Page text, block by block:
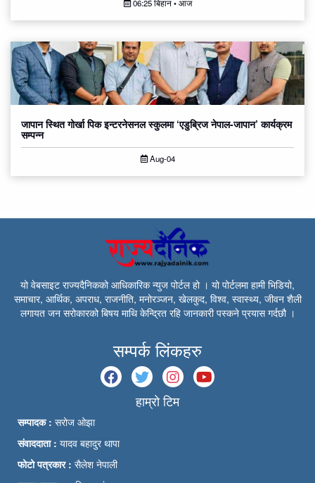
06:25 बिहान • आज
जापान स्थित गोर्खा पिक इन्टरनेसनल स्कुलमा ‘एडुब्रिज नेपाल-जापान’ कार्यक्रम
सम्पन्न
Aug-04
यो वेबसाइट राज्यदैनिकको आधिकारिक न्युज पोर्टल हो । यो पोर्टलमा हामी भिडियो,
समाचार, आर्थिक, अपराध, राजनीति, मनोरञ्जन, खेलकुद, विश्व, स्वास्थ्य, जीवन शैली
लगायत जन सरोकारको बिषय माथि केन्द्रित रहि जानकारी पस्कने प्रयास गर्दछौ ।
सम्पर्क लिंकहरु
हाम्रो टिम
सम्पादक : सरोज ओझा
संवाददाता : यादव बहादुर थापा
फोटो पत्रकार : सैलेश नेपाली